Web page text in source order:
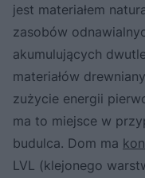
jest materiałem
zasobów
akumulujących
materiałów
zużycie energii
ma to miejsce w
budulca. Dom ma
LVL (klejonego